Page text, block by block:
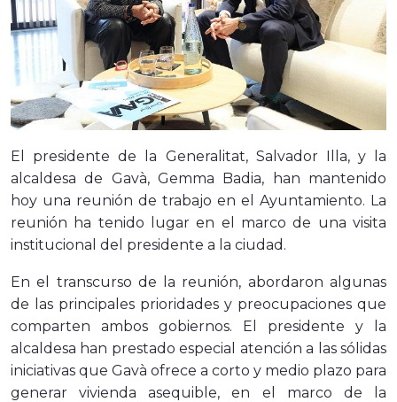
El presidente de la Generalitat, Salvador Illa, y la
alcaldesa de Gavà, Gemma Badia, han mantenido
hoy una reunión de trabajo en el Ayuntamiento. La
reunión ha tenido lugar en el marco de una visita
institucional del presidente a la ciudad.
En el transcurso de la reunión, abordaron algunas
de las principales prioridades y preocupaciones que
comparten ambos gobiernos. El presidente y la
alcaldesa han prestado especial atención a las sólidas
iniciativas que Gavà ofrece a corto y medio plazo para
generar vivienda asequible, en el marco de la